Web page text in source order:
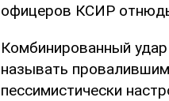
офицеров КСИР
Комбинированный
называть
пессимистически